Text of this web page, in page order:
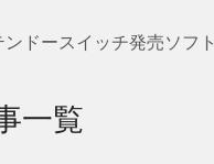
ンドースイッチ発売ソフト
一覧